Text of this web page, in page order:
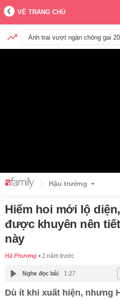
VỀ TRANG CHỦ
Anh trai vượt ngàn chông gai
Hậu trường
Hiếm hoi mới lộ
được khuyên nên
này
Hà Phương 2 năm trước
Nghe đọc bài 1:27
Dù ít khi xuất hiện, nhưng